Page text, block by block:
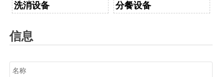
洗消设备 分餐设备
信息